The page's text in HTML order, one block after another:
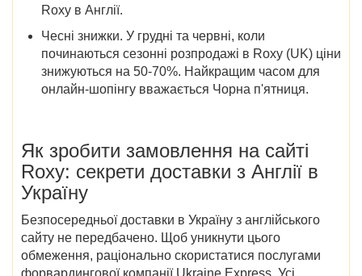
Roxy в Англії.
Чесні знижки. У грудні та червні, коли
починаються сезонні розпродажі в Roxy (UK) ціни
знижуються на 50-70%. Найкращим часом для
онлайн-шопінгу вважається Чорна п'ятниця.
Як зробити замовлення насайті
Roxy: секрети доставки з Англії в
Україну
Безпосередньої доставки в Україну з англійського
сайту не передбачено. Щоб уникнути цього
обмеження, раціонально скористатися послугами
форвардингової компанії Ukraine Express. Усі